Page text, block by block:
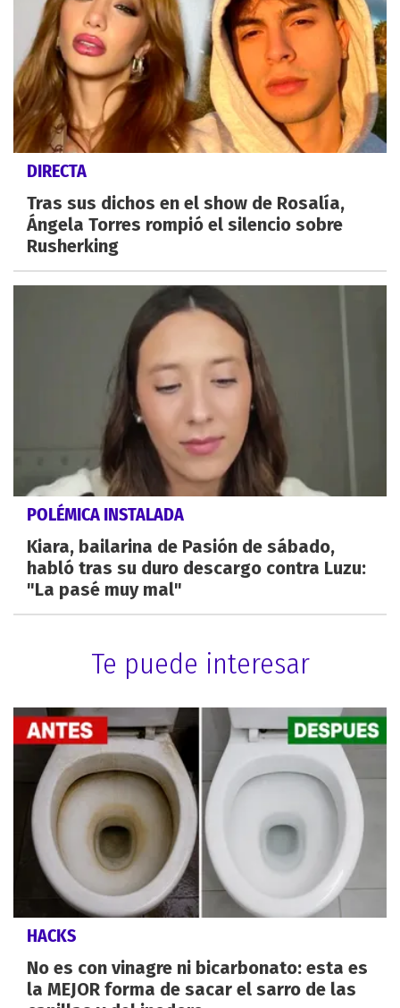
DIRECTA
Tras sus dichos en el show de Rosalía,
Ángela Torres rompió el silencio sobre
Rusherking
POLÉMICA INSTALADA
Kiara, bailarina de Pasión de sábado,
habló tras su duro descargo contra Luzu:
"La pasé muy mal"
Te puede interesar
HACKS
No es con vinagre ni bicarbonato: esta es
la MEJOR forma de sacar el sarro de las